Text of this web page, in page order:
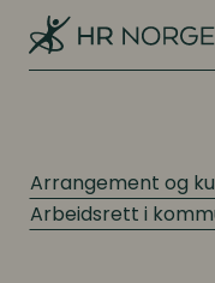
Arrangement og
Arbeidsrett i